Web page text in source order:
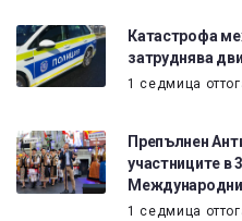
Катастрофа
затруднява
1 седмица
Препълнен
участниците в
1 седмица